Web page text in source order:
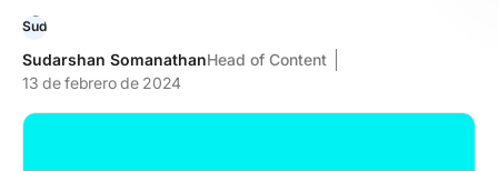
Sudarshan SomanathanHead of Content
13 de febrero de 2024